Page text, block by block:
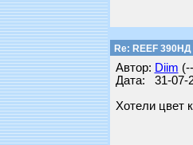
Re: REEF 390НД
Автор: Diim
Дата: 31-07-
Хотели цвет